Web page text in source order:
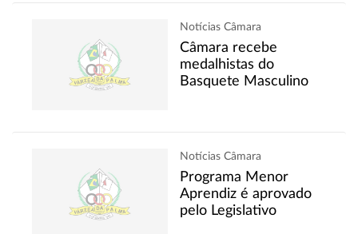
Notícias Câmara
Câmara recebe
medalhistas do
Basquete Masculino
Notícias Câmara
Programa Menor
Aprendiz é aprovado
pelo Legislativo